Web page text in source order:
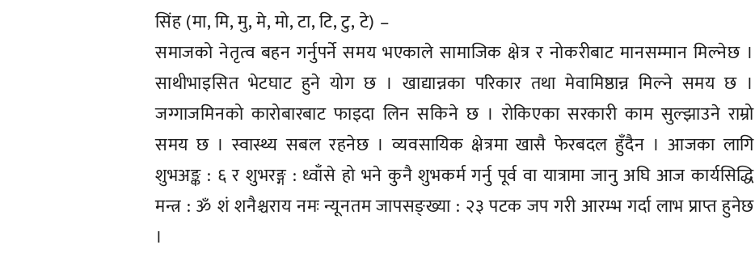
सिंह (मा, मि, मु, मे, मो, टा, टि, टु, टे) –
समाजको नेतृत्व बहन गर्नुपर्ने समय भएकाले सामाजिक क्षेत्र र नोकरीबाट मानसम्मान मिल्नेछ ।
साथीभाइसित भेटघाट हुने योग छ । खाद्यान्नका परिकार तथा मेवामिष्ठान्न मिल्ने समय छ ।
जग्गाजमिनको कारोबारबाट फाइदा लिन सकिने छ । रोकिएका सरकारी काम सुल्झाउने राम्रो
समय छ । स्वास्थ्य सबल रहनेछ । व्यवसायिक क्षेत्रमा खासै फेरबदल हुँदैन । आजका लागि
शुभअङ्क : ६ र शुभरङ्ग : ध्वाँसे हो भने कुनै शुभकर्म गर्नु पूर्व वा यात्रामा जानु अघि आज कार्यसिद्धि
मन्त्र : ॐ शं शनैश्चराय नमः न्यूनतम जापसङ्ख्या : २३ पटक जप गरी आरम्भ गर्दा लाभ प्राप्त हुनेछ
।